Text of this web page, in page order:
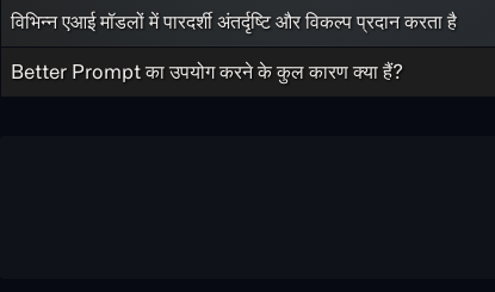
विभिन्न एआई मॉडलों में पारदर्शी अंतर्दृष्टि और विकल्प प्रदान करता है
Better Prompt का उपयोग करने के कुल कारण क्या हैं?